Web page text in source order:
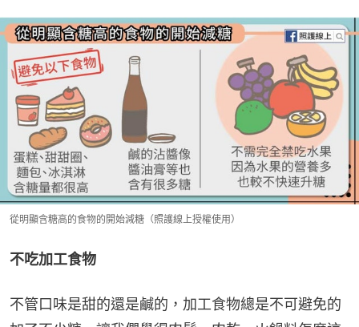
從明顯含糖高的食物的開始減糖（照護線上授權使用）
不吃加工食物
不管口味是甜的還是鹹的，加工食物總是不可避免的